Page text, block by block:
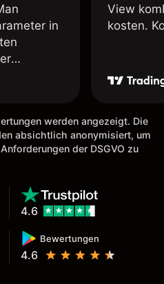
in
View
kosten.
werden angezeigt. Die
absichtlich anonymisiert, um
der DSGVO zu
Bewertungen
4.6
4.6